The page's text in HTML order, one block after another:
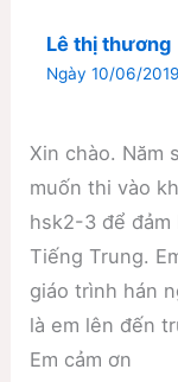
Lê thị thương
Ngày 10/06/
Xin chào. Năm
muốn thi vào
hsk2-3 để đảm
Tiếng Trung.
giáo trình hán
là em lên đến
Em cảm ơn